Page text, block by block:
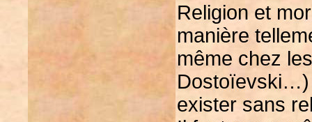
Religion et
manière
même chez
Dostoïevski…)
exister sans